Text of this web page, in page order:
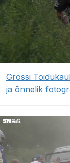
Grossi
ja õnnelik